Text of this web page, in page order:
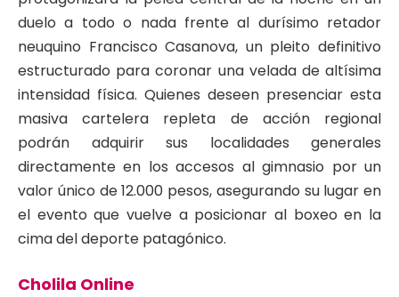
duelo a todo o nada frente al durísimo retador
neuquino Francisco Casanova, un pleito definitivo
estructurado para coronar una velada de altísima
intensidad física. Quienes deseen presenciar esta
masiva cartelera repleta de acción regional
podrán adquirir sus localidades generales
directamente en los accesos al gimnasio por un
valor único de 12.000 pesos, asegurando su lugar en
el evento que vuelve a posicionar al boxeo en la
cima del deporte patagónico.
Cholila Online